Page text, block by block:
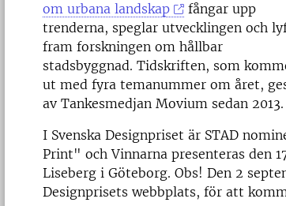
om urbana landskap
fångar upp
trenderna, speglar utvecklingen och
fram forskningen om hållbar
stadsbyggnad. Tidskriften, som
ut med fyra temanummer om året,
av Tankesmedjan Movium sedan 2013.
I Svenska Designpriset är STAD
Print" och Vinnarna presenteras den
Liseberg i Göteborg. Obs! Den 2
Designprisets webbplats, för att